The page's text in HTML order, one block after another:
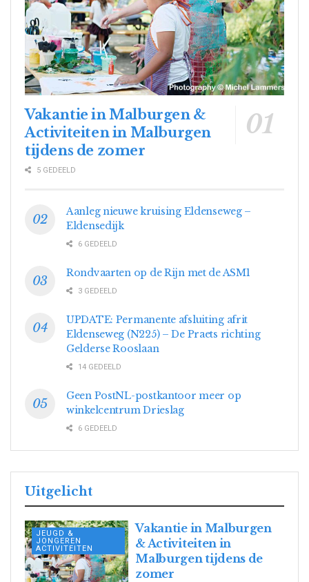
Vakantie in Malburgen &
Activiteiten in Malburgen
tijdens de zomer
5 GEDEELD
Aanleg nieuwe kruising Eldenseweg –
Eldensedijk
6 GEDEELD
Rondvaarten op de Rijn met de ASM1
3 GEDEELD
UPDATE: Permanente afsluiting afrit
Eldenseweg (N225) – De Praets richting
Gelderse Rooslaan
14 GEDEELD
Geen PostNL-postkantoor meer op
winkelcentrum Drieslag
6 GEDEELD
Uitgelicht
JEUGD &
JONGEREN
ACTIVITEITEN
Vakantie in Malburgen
& Activiteiten in
Malburgen tijdens de
zomer